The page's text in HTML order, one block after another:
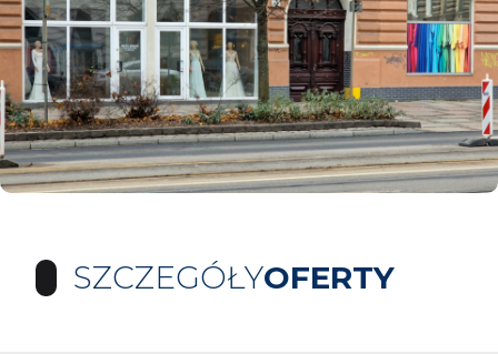
SZCZEGÓŁYOFERTY